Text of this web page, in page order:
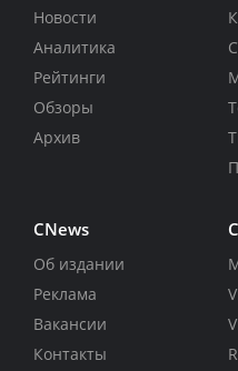
Новости
Аналитика
Рейтинги
Обзоры
Архив
CNews
Об издании
Реклама
Вакансии
Контакты